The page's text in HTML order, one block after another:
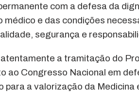
com a defesa da
e das condições
segurança e
a tramitação do
ao Congresso Nacional em
para a valorização da Medicina